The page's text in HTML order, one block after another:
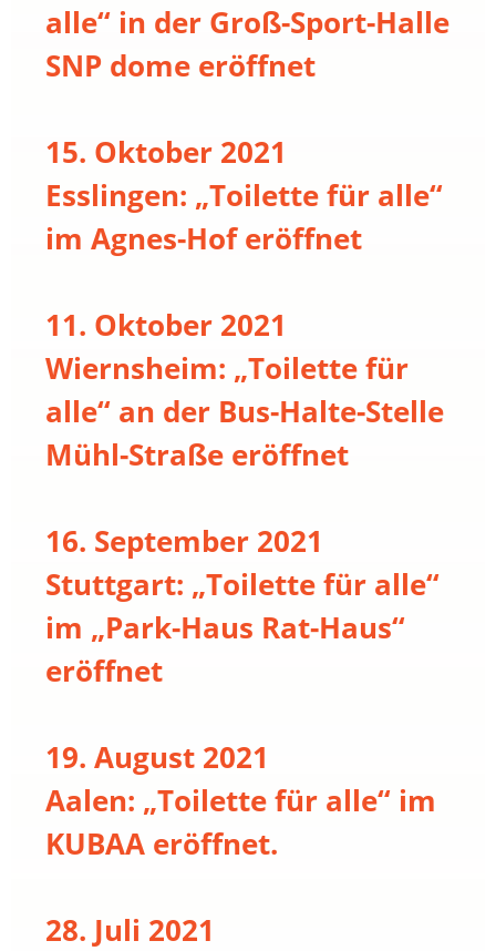
alle“ in der Groß-Sport-Halle
SNP dome eröffnet
15. Oktober 2021
Esslingen: „Toilette für alle“
im Agnes-Hof eröffnet
11. Oktober 2021
Wiernsheim: „Toilette für
alle“ an der Bus-Halte-Stelle
Mühl-Straße eröffnet
16. September 2021
Stuttgart: „Toilette für alle“
im „Park-Haus Rat-Haus“
eröffnet
19. August 2021
Aalen: „Toilette für alle“ im
KUBAA eröffnet.
28. Juli 2021